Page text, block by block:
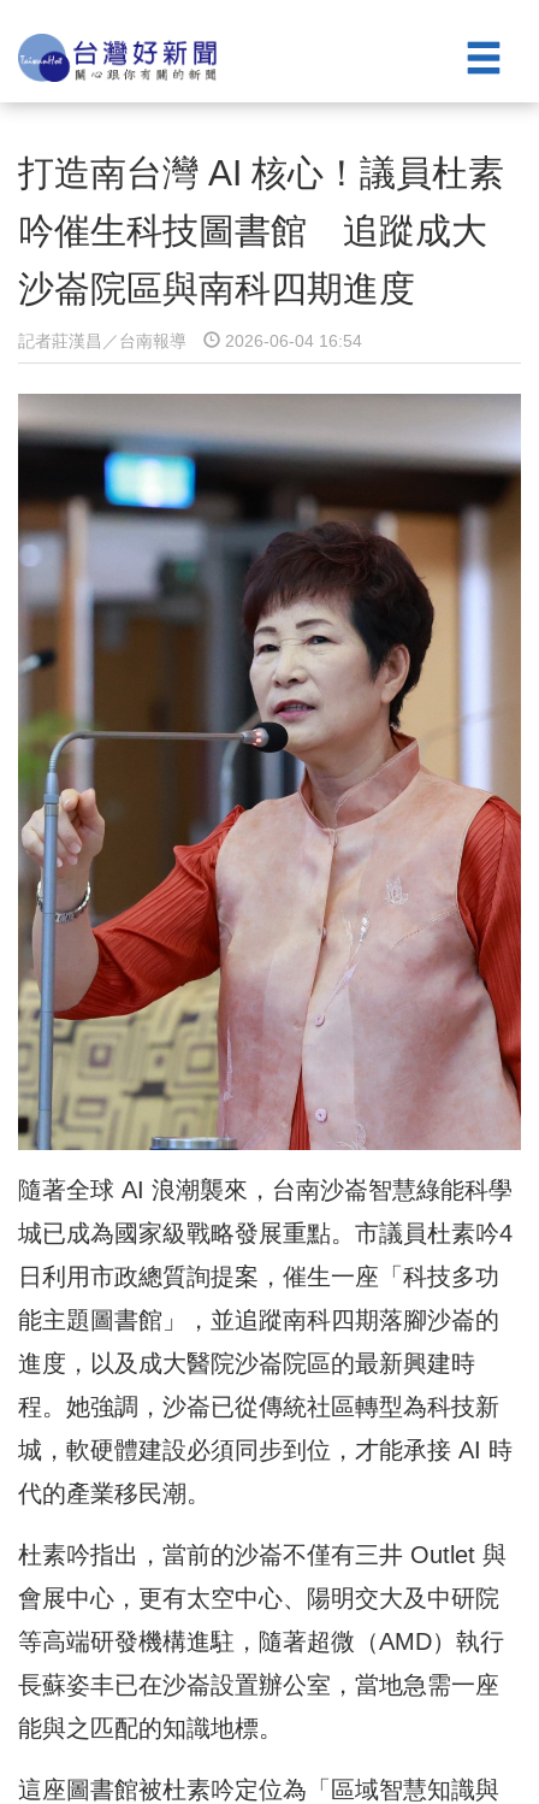
打造南台灣 AI 核心！議員杜素
吟催生科技圖書館 追蹤成大
沙崙院區與南科四期進度
記者莊漢昌／台南報導 2026-06-04 16:54
隨著全球 AI 浪潮襲來，台南沙崙智慧綠能科學
城已成為國家級戰略發展重點。市議員杜素吟4
日利用市政總質詢提案，催生一座「科技多功
能主題圖書館」，並追蹤南科四期落腳沙崙的
進度，以及成大醫院沙崙院區的最新興建時
程。她強調，沙崙已從傳統社區轉型為科技新
城，軟硬體建設必須同步到位，才能承接 AI 時
代的產業移民潮。
杜素吟指出，當前的沙崙不僅有三井 Outlet 與
會展中心，更有太空中心、陽明交大及中研院
等高端研發機構進駐，隨著超微（AMD）執行
長蘇姿丰已在沙崙設置辦公室，當地急需一座
能與之匹配的知識地標。
這座圖書館被杜素吟定位為「區域智慧知識與